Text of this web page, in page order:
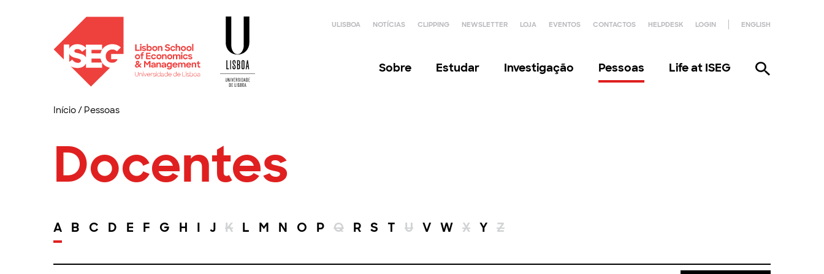
ULISBOA NOTÍCIAS CLIPPING NEWSLETTER LOJA EVENTOS CONTACTOS HELPDESK LOGIN ENGLISH
Sobre Estudar Investigação Pessoas Life at ISEG
Início/ Pessoas
Docentes
A B C D E F G H I J K L M N O P Q R S T U V W X Y Z